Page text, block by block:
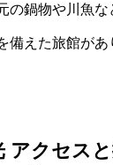
の鍋物や川魚な
備えた旅館があ
アクセス